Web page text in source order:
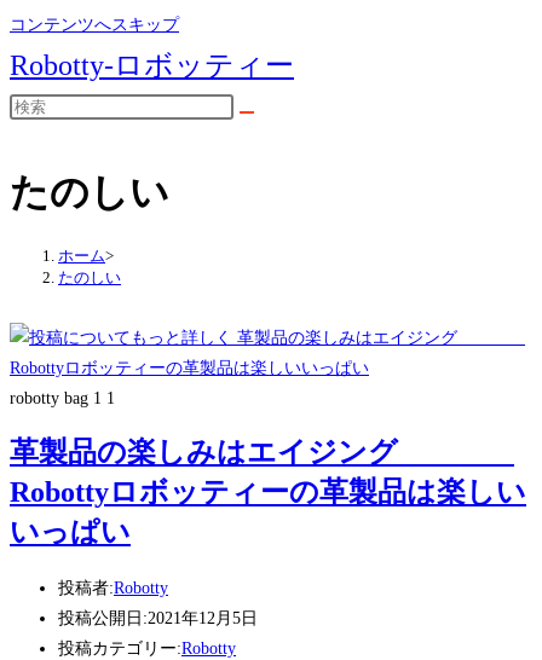
コンテンツへスキップ
Robotty-ロボッティー
たのしい
ホーム>
たのしい
robotty bag 1 1
革製品の楽しみはエイジング
Robottyロボッティーの革製品は楽しい
いっぱい
投稿者:Robotty
投稿公開日:2021年12月5日
投稿カテゴリー:Robotty